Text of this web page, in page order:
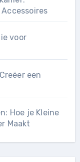
voor
een
Hoe je Kleine
Maakt